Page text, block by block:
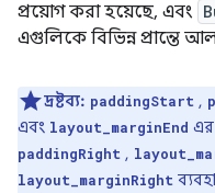
প্রয়োগ করা হয়েছে, এবং
এগুলিকে বিভিন্ন প্রান্তে
দ্রষ্টব্য: paddingStart ,
এবং layout_marginEnd এর
paddingRight ,
layout_marginRight